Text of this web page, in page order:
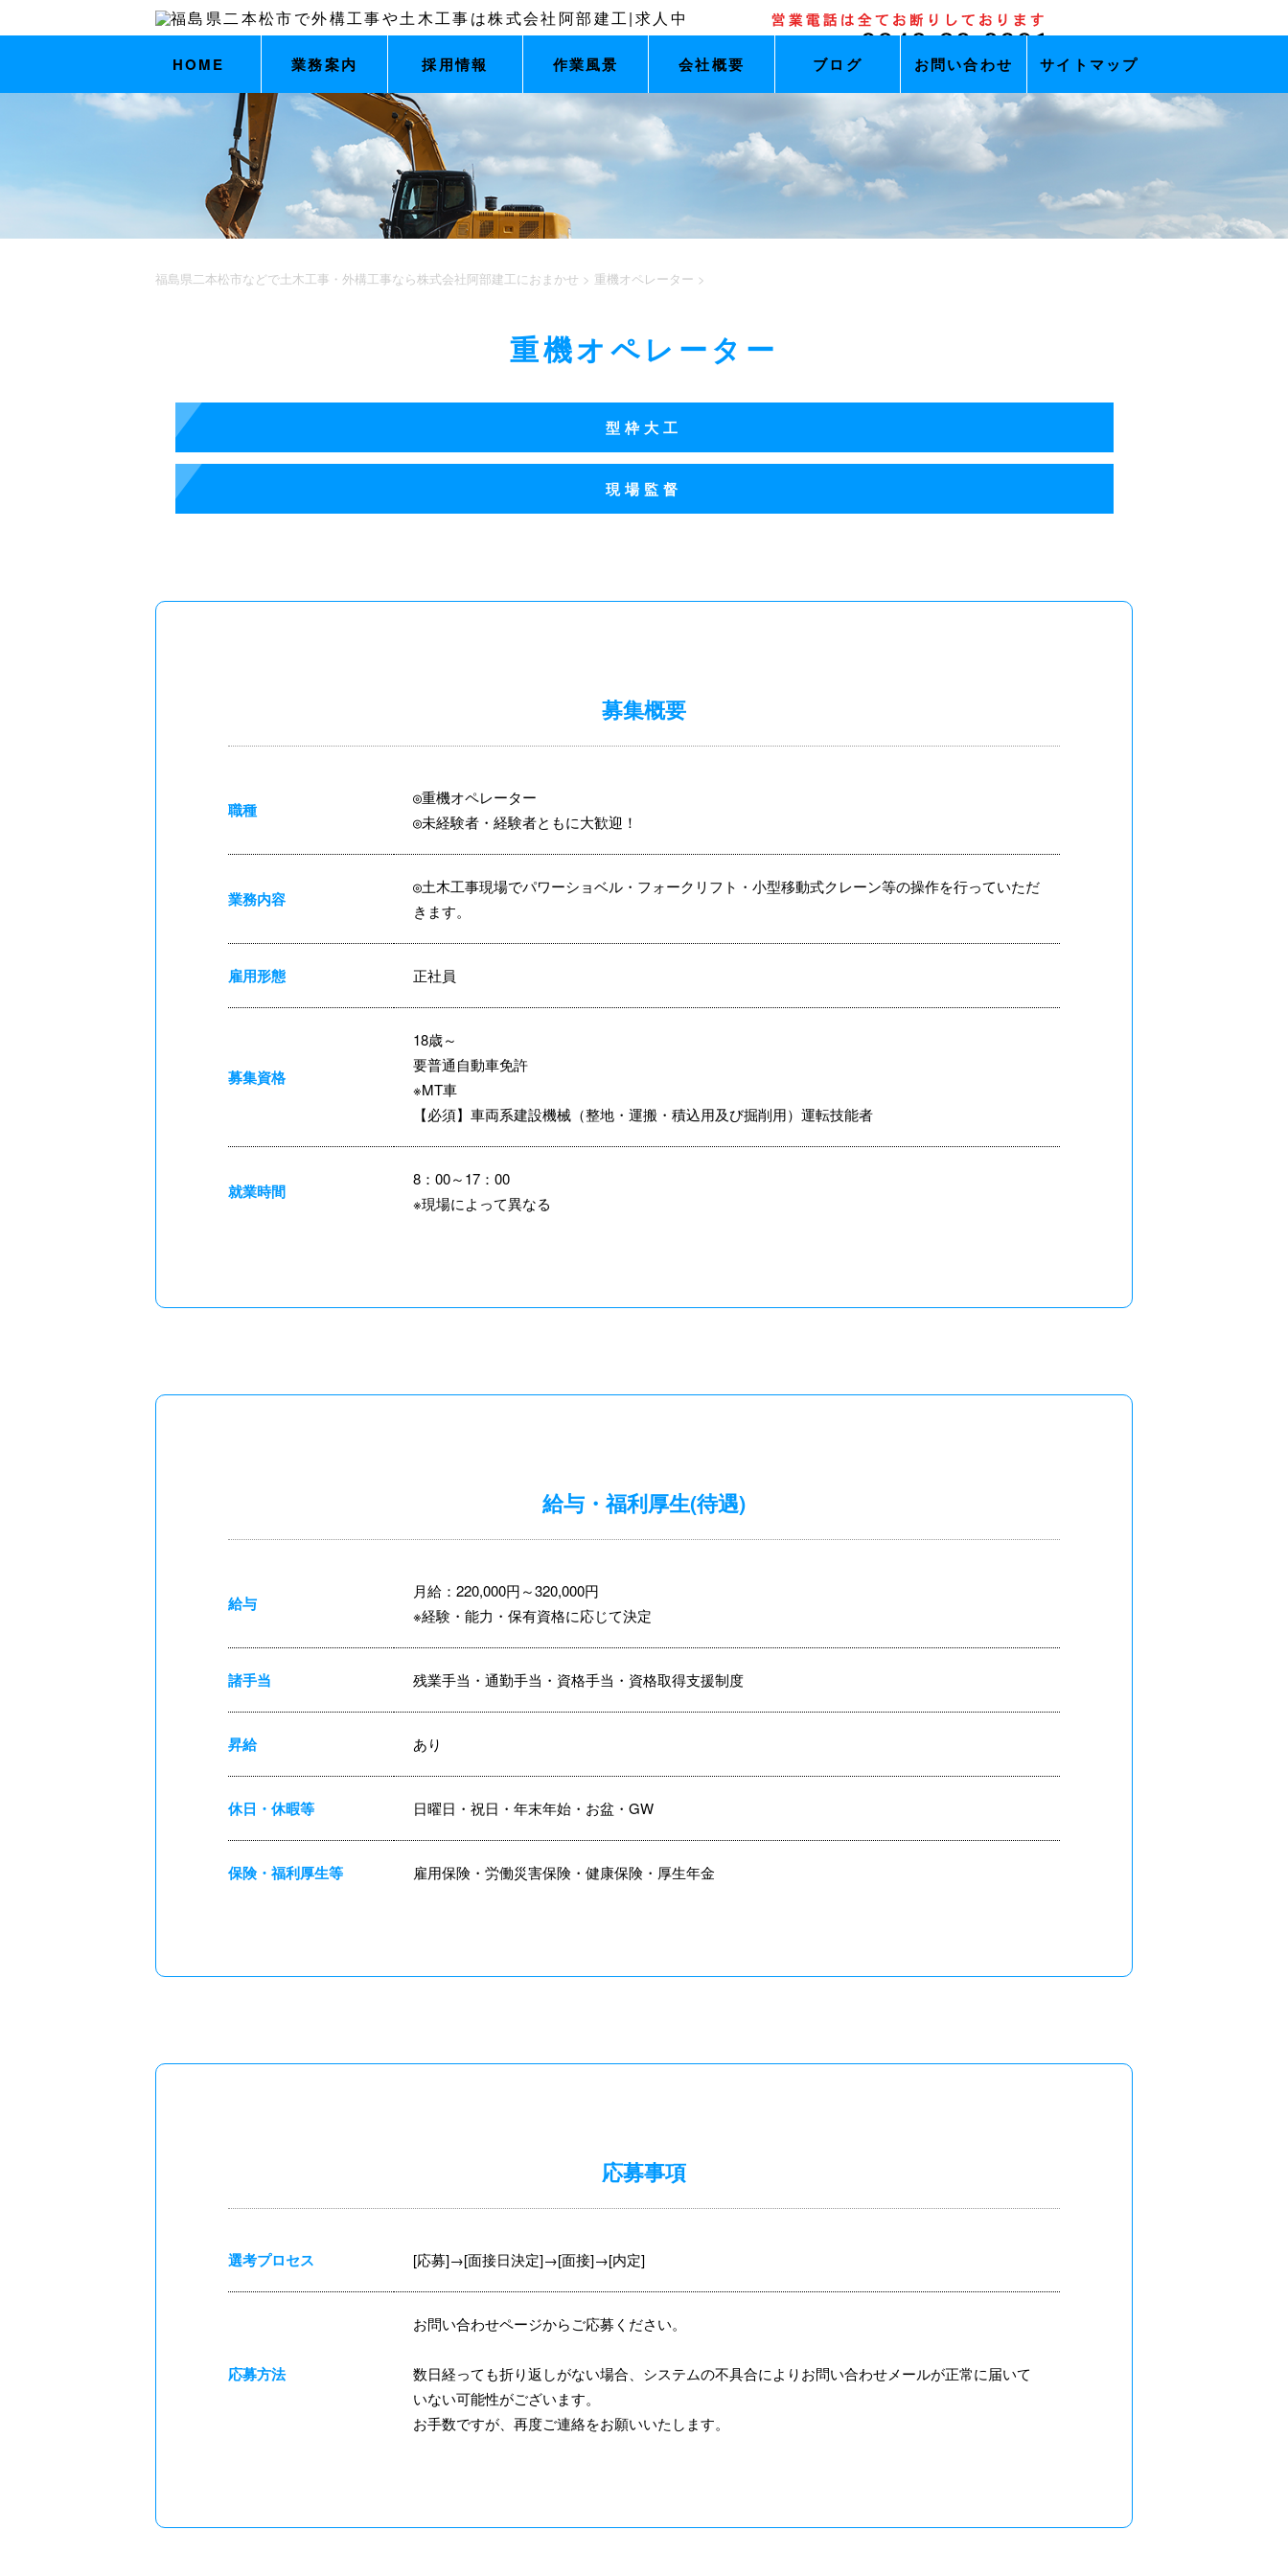
HOME 業務案内 採用情報 作業風景 会社概要 ブログ お問い合わせ サイトマップ
福島県二本松市などで土木工事・外構工事なら株式会社阿部建工におまかせ > 重機オペレーター >
重機オペレーター
型枠大工
現場監督
募集概要
職種
◎重機オペレーター
◎未経験者・経験者ともに大歓迎！
業務内容
◎土木工事現場でパワーショベル・フォークリフト・小型移動式クレーン等の操作を行っていただ
きます。
雇用形態 正社員
募集資格
18歳～
要普通自動車免許
※MT車
【必須】車両系建設機械（整地・運搬・積込用及び掘削用）運転技能者
就業時間
8：00～17：00
※現場によって異なる
給与・福利厚生(待遇)
給与
月給：220,000円～320,000円
※経験・能力・保有資格に応じて決定
諸手当 残業手当・通勤手当・資格手当・資格取得支援制度
昇給 あり
休日・休暇等 日曜日・祝日・年末年始・お盆・GW
保険・福利厚生等 雇用保険・労働災害保険・健康保険・厚生年金
応募事項
選考プロセス [応募]→[面接日決定]→[面接]→[内定]
応募方法
お問い合わせページからご応募ください。
数日経っても折り返しがない場合、システムの不具合によりお問い合わせメールが正常に届いて
いない可能性がございます。
お手数ですが、再度ご連絡をお願いいたします。